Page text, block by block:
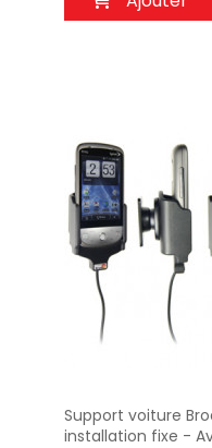
Support voiture
installation fixe -